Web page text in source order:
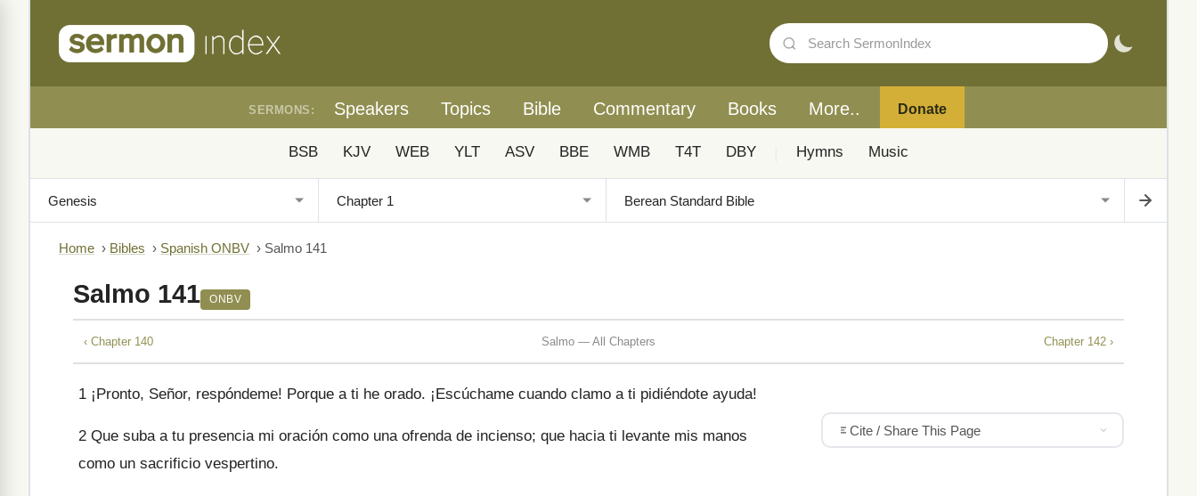
SERMONS: Speakers Topics Bible Commentary Books More.. Donate
BSB KJV WEB YLT ASV BBE WMB T4T DBY Hymns Music
Home › Bibles › Spanish ONBV › Salmo 141
Salmo 141 ONBV
‹ Chapter 140 Salmo — All Chapters Chapter 142 ›
1 ¡Pronto, Señor, respóndeme! Porque a ti he orado. ¡Escúchame cuando clamo a ti pidiéndote ayuda!
2 Que suba a tu presencia mi oración como una ofrenda de incienso; que hacia ti levante mis manos
como un sacrificio vespertino.
Cite / Share This Page